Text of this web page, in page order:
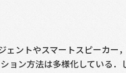
ェントやスマートスピーカ
ョン方法は多様化している